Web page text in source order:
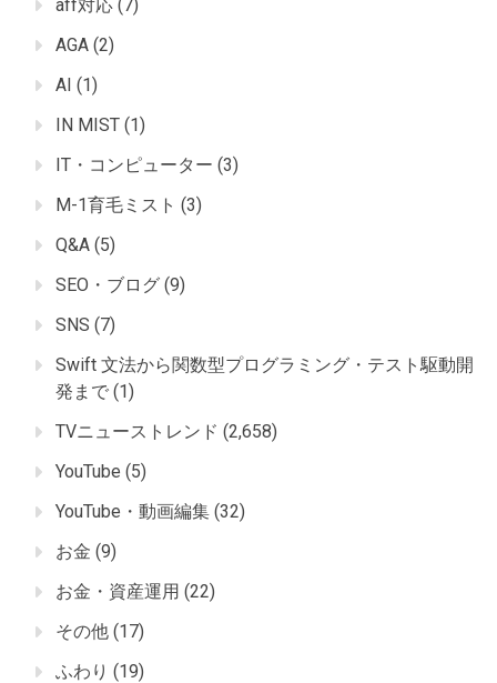
aff対応 (7)
AGA (2)
AI (1)
IN MIST (1)
IT・コンピューター (3)
M-1育毛ミスト (3)
Q&A (5)
SEO・ブログ (9)
SNS (7)
Swift 文法から関数型プログラミング・テスト駆動開
発まで (1)
TVニューストレンド (2,658)
YouTube (5)
YouTube・動画編集 (32)
お金 (9)
お金・資産運用 (22)
その他 (17)
ふわり (19)